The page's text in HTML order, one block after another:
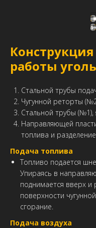
работы
Стальной трубы
Чугунной реторты
Стальной трубы (№1),
Направляющей
топлива и
Подача топлива
Топливо подается
Упираясь в
поднимается вверх и
поверхности
сгорание.
Подача воздуха